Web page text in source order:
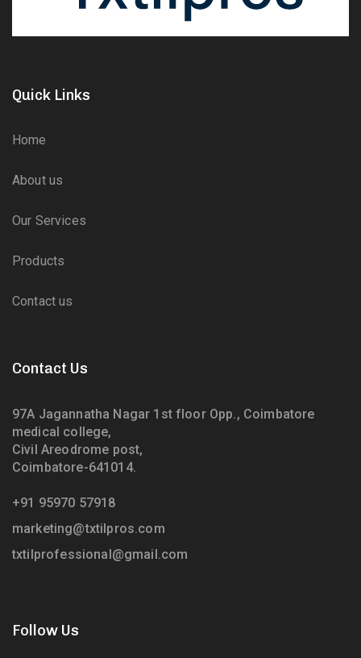
Quick Links
Home
About us
Our Services
Products
Contact us
Contact Us
97A Jagannatha Nagar 1st floor Opp., Coimbatore
medical college,
Civil Areodrome post,
Coimbatore-641014.
+91 95970 57918
marketing@txtilpros.com
txtilprofessional@gmail.com
Follow Us